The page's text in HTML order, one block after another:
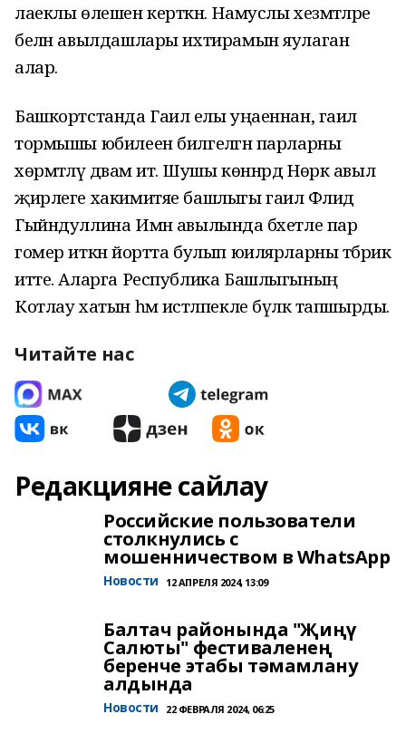
лаеклы өлешен керткән. Намуслы хезмәтләре
белән авылдашлары ихтирамын яулаган
алар.
Башкортстанда Гаилә елы уңаеннан, гаилә
тормышы юбилеен билгеләгән парларны
хөрмәтләү дәвам итә. Шушы көннәрдә Нөркә авыл
җирлеге хакимитяе башлыгы гаилә Флидә
Гыйндуллина Имән авылында бәхетле пар
гомер иткән йортта булып юилярларны тәбрик
итте. Аларга Республика Башлыгының
Котлау хатын һәм истәлпекле бүләк тапшырды.
Читайте нас
Редакцияне сайлау
Российские пользователи
столкнулись с
мошенничеством в WhatsApp
Новости 12 АПРЕЛЯ 2024, 13:09
Балтач районында "Җиңү
Салюты" фестиваленең
беренче этабы тәмамлану
алдында
Новости 22 ФЕВРАЛЯ 2024, 06:25